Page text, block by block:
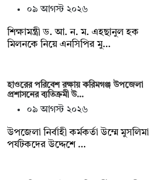
০৯ আগস্ট ২০২৬
শিক্ষামন্ত্রী ড. আ. ন. ম. এহছানুল হক
মিলনকে নিয়ে এনসিপির মু…
হাওরের পরিবেশ রক্ষায় করিমগঞ্জ উপজেলা
প্রশাসনের ব্যতিক্রমী উ…
০৯ আগস্ট ২০২৬
‎উপজেলা নির্বাহী কর্মকর্তা উম্মে মুসলিমা
পর্যটকদের উদ্দেশে …